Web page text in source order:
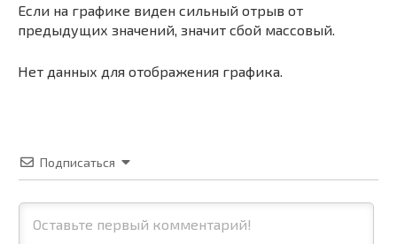
Если на графике виден сильный отрыв от
предыдущих значений, значит сбой массовый.
Нет данных для отображения графика.
Подписаться